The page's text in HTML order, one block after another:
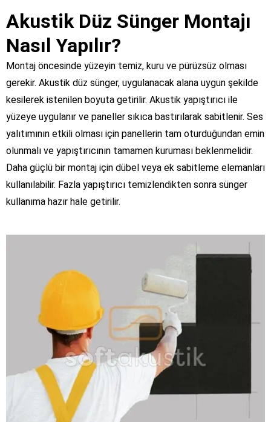
Akustik Düz Sünger Montajı
Nasıl Yapılır?
Montaj öncesinde yüzeyin temiz, kuru ve pürüzsüz olması
gerekir. Akustik düz sünger, uygulanacak alana uygun şekilde
kesilerek istenilen boyuta getirilir. Akustik yapıştırıcı ile
yüzeye uygulanır ve paneller sıkıca bastırılarak sabitlenir. Ses
yalıtımının etkili olması için panellerin tam oturduğundan emin
olunmalı ve yapıştırıcının tamamen kuruması beklenmelidir.
Daha güçlü bir montaj için dübel veya ek sabitleme elemanları
kullanılabilir. Fazla yapıştırıcı temizlendikten sonra sünger
kullanıma hazır hale getirilir.